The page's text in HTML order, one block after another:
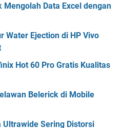
Mengolah Data Excel dengan
Water Ejection di HP Vivo
Hot 60 Pro Gratis Kualitas
Belerick di Mobile
Ultrawide Sering Distorsi